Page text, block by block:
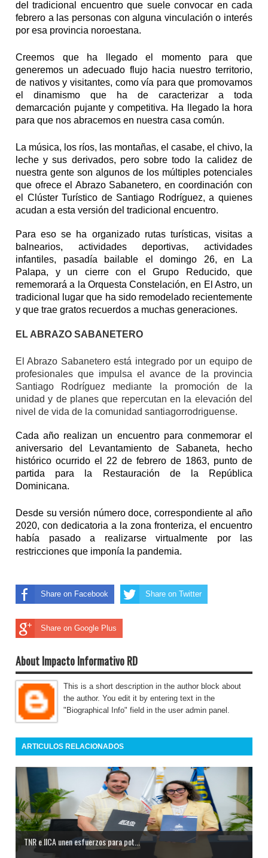
del tradicional encuentro que suele convocar en cada
febrero a las personas con alguna vinculación o interés
por esa provincia noroestana.
Creemos que ha llegado el momento para que
generemos un adecuado flujo hacia nuestro territorio,
de nativos y visitantes, como vía para que promovamos
el dinamismo que ha de caracterizar a toda
demarcación pujante y competitiva. Ha llegado la hora
para que nos abracemos en nuestra casa común.
La música, los ríos, las montañas, el casabe, el chivo, la
leche y sus derivados, pero sobre todo la calidez de
nuestra gente son algunos de los múltiples potenciales
que ofrece el Abrazo Sabanetero, en coordinación con
el Clúster Turístico de Santiago Rodríguez, a quienes
acudan a esta versión del tradicional encuentro.
Para eso se ha organizado rutas turísticas, visitas a
balnearios, actividades deportivas, actividades
infantiles, pasadía bailable el domingo 26, en La
Palapa, y un cierre con el Grupo Reducido, que
rememorará a la Orquesta Constelación, en El Astro, un
tradicional lugar que ha sido remodelado recientemente
y que trae gratos recuerdos a muchas generaciones.
EL ABRAZO SABANETERO
El Abrazo Sabanetero está integrado por un equipo de
profesionales que impulsa el avance de la provincia
Santiago Rodríguez mediante la promoción de la
unidad y de planes que repercutan en la elevación del
nivel de vida de la comunidad santiagorrodriguense.
Cada año realizan un encuentro para conmemorar el
aniversario del Levantamiento de Sabaneta, hecho
histórico ocurrido el 22 de febrero de 1863, punto de
partida para la Restauración de la República
Dominicana.
Desde su versión número doce, correspondiente al año
2020, con dedicatoria a la zona fronteriza, el encuentro
había pasado a realizarse virtualmente por las
restricciones que imponía la pandemia.
Share on Facebook Share on Twitter
Share on Google Plus
About Impacto Informativo RD
This is a short description in the author block about
the author. You edit it by entering text in the
"Biographical Info" field in the user admin panel.
ARTICULOS RELACIONADOS
TNR e IICA unen esfuerzos para pot...